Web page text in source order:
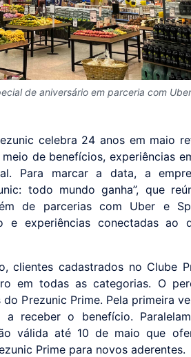
de aniversário em parceria com
celebra 24 anos em maio
de benefícios, experiências
Para marcar a data, a
todo mundo ganha”, que
de parcerias com Uber e
e experiências conectadas
clientes cadastrados no Clube
em todas as categorias. O
do Prezunic Prime. Pela primeira
a receber o benefício.
válida até 10 de maio que
Prime para novos aderentes.